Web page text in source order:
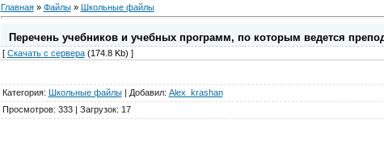
Главная» Файлы» Школьные файлы
Перечень учебников и учебных программ, по которым ведется
[ Скачать с сервера(174.8 Kb) ]
Категория: Школьные файлы| Добавил: Alex_krashan
Просмотров: 333| Загрузок: 17